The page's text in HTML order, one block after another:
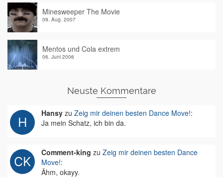
Minesweeper The Movie
09. Aug. 2007
Mentos und Cola extrem
06. Juni 2006
Neuste Kommentare
Hansy zu Zeig mir deinen besten Dance Move!:
Ja mein Schatz, ich bin da.
Comment-king zu Zeig mir deinen besten Dance
Move!:
Ähm, okayy.